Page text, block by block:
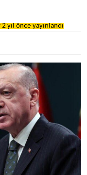
yıl önce yayınlandı